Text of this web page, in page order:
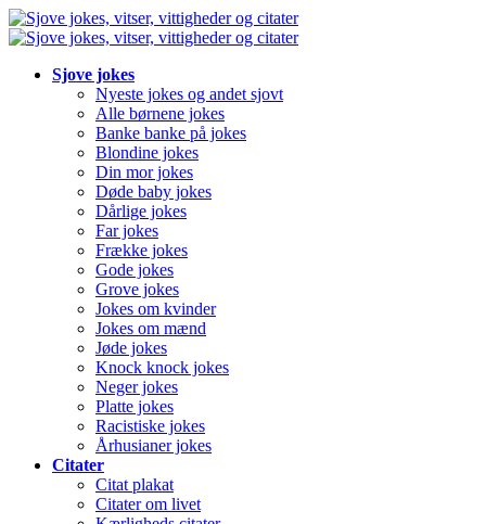
Sjove jokes
Nyeste jokes og andet sjovt
Alle børnene jokes
Banke banke på jokes
Blondine jokes
Din mor jokes
Døde baby jokes
Dårlige jokes
Far jokes
Frække jokes
Gode jokes
Grove jokes
Jokes om kvinder
Jokes om mænd
Jøde jokes
Knock knock jokes
Neger jokes
Platte jokes
Racistiske jokes
Århusianer jokes
Citater
Citat plakat
Citater om livet